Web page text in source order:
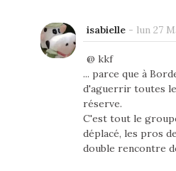
isabielle- lun 27
@ kkf
... parce que à
d'aguerrir toutes
réserve.
C'est tout le
déplacé, les pros
double rencontre